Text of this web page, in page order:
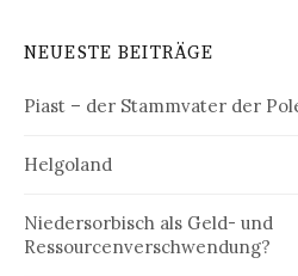
NEUESTE BEITRÄGE
Piast – der Stammvater der
Helgoland
Niedersorbisch als Geld- und
Ressourcenverschwendung?